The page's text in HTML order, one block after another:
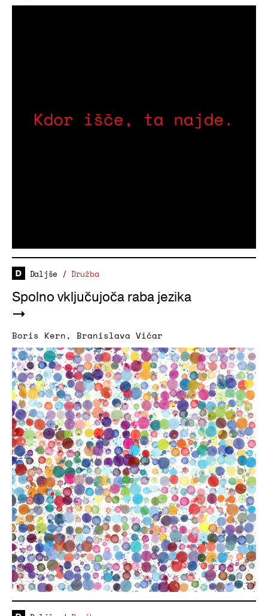
Daljše / Družba
Spolno vključujoča raba jezika
Boris Kern, Branislava Vičar